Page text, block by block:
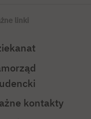
linki
kontakty